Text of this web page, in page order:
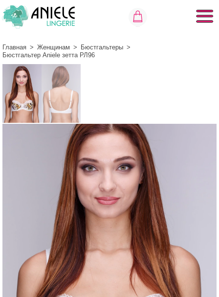
Главная > Женщинам > Бюстгальтеры >
Бюстгальтер Aniele зетта РЛ96